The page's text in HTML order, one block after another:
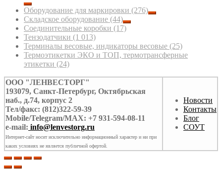
Оборудование для маркировки (276)
Складское оборудование (44)
Соединительные коробки (17)
Тензодатчики (1 013)
Терминалы весовые, индикаторы весовые (25)
Термоэтикетки ЭКО и ТОП, термотрансферные
этикетки (24)
ООО "ЛЕНВЕСТОРГ"
193079, Санкт-Петербург, Октябрьская
наб., д.74, корпус 2
Тел/факс: (812)322-59-39
Mobile/Telegram/MAX: +7 931-594-08-11
e-mail: info@lenvestorg.ru
Интернет-сайт носит исключительно информационный характер и ни при
каких условиях не является публичной офертой.
Новости
Контакты
Блог
СОУТ